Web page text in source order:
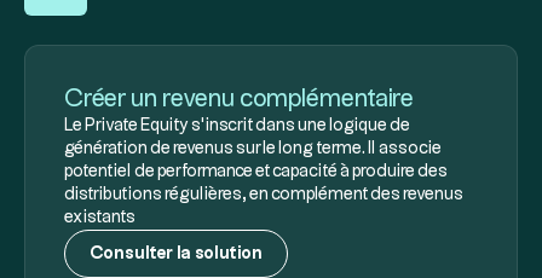
Créer un revenu complémentaire
Le Private Equity s’inscrit dans une logique de
génération de revenus sur le long terme. Il associe
potentiel de performance et capacité à produire des
distributions régulières, en complément des revenus
existants
Consulter la solution